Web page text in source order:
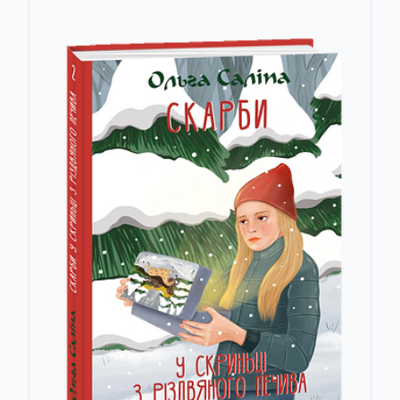
Релігія. Великі істини
Ретродетектив
Ретророман
Рідне
Сага
Сага-міні
Сафари
Сафарі
Світи Марини та Сергія Дяченків
Современная остросюжетная проза
Володимир Горбулін (Volodymyr Horbulin)
Волт Богданич (Walt Bogdanich)
Вашингтон Ірвінг (Washington Irving)
Вільгельм Гауфф (Wilhelm Hauff)
Вілкі Коллінз (Wilkie Collins)
Вільям Джон Локк (William Locke)
Вільям Шекспір (William Shakespeare)
Ксенофонт (Xenophon)
Анна Янченко (Yanchenko Anna)
Ярослав Яріш (Yarish Yaroslav)
Олександр Ярмиш (Yarmish Oleksandr)